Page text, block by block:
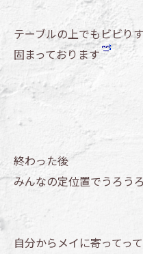
テーブルの上でもビビり
固まっております
終わった後
みんなの定位置でうろうろ
自分からメイに寄ってって